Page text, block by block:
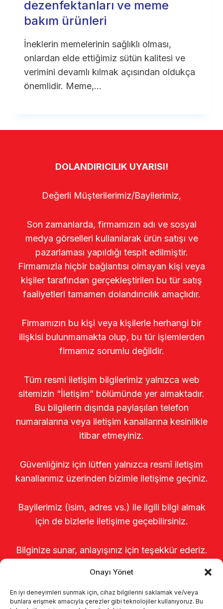
Onayı Yönet
En iyi deneyimleri sunmak için, cihaz bilgilerini saklamak ve/veya
bunlara erişmek amacıyla çerezler gibi teknolojiler kullanıyoruz. Bu
dezenfektanları ve meme
bakım ürünleri
İneklerin memelerinin sağlıklı olması,
onlardan elde ettiğimiz sütün kalitesi ve
verimini devamlı kılmak açısından oldukça
önemlidir. Meme,…
DOLANDIRICILIK UYARISI!
Değerli Müşterilerimiz/Bayilerimiz,
Son zamanlarda, firmamızın adı ve sosyal
medya görselleri kullanılarak ürün satışı ve
pazarlaması yapıldığı tespit edilmiştir.
Firmamızla hiçbir bağlantısı olmayan kişi veya
kişiler tarafından gerçekleştirilen bu tür satış
faaliyetleri tamamen dolandırıcılık amaçlıdır.
Firmamızın bu kişi veya kişilerle herhangi bir
ilişkisi bulunmamakta olup, bu tür işlemlerden
firmamız sorumlu değildir.
Tüm resmi iletişim bilgilerimiz yalnızca web
sitemizin “İletişim” bölümünde yer almaktadır.
Bu bilgilerin dışında paylaşılan telefon
numaralarına veya iletişim kanallarına kesinlikle
itibar etmeyiniz.
Güvenliğiniz için lütfen yalnızca resmî iletişim
kanallarımız üzerinden bizimle iletişime geçiniz.
Bayilerimiz (isim, adres vs.) ile ilgili bilgi almak
için de bizlerle iletişime geçebilirsiniz.
Bilginize sunar, anlayışınız için teşekkür ederiz.